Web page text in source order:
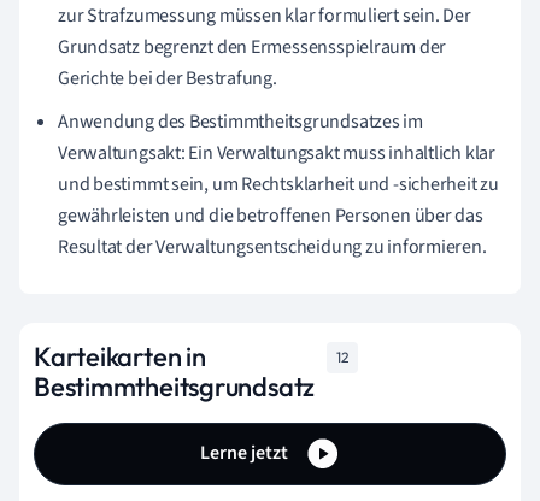
zur Strafzumessung müssen klar formuliert sein. Der
Grundsatz begrenzt den Ermessensspielraum der
Gerichte bei der Bestrafung.
Anwendung des Bestimmtheitsgrundsatzes im
Verwaltungsakt: Ein Verwaltungsakt muss inhaltlich klar
und bestimmt sein, um Rechtsklarheit und -sicherheit zu
gewährleisten und die betroffenen Personen über das
Resultat der Verwaltungsentscheidung zu informieren.
Karteikarten in
Bestimmtheitsgrundsatz
12
Lerne jetzt